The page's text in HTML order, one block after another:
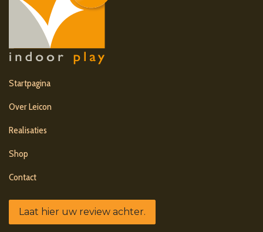
Startpagina
Over Leicon
Realisaties
Shop
Contact
Laat hier uw review achter.